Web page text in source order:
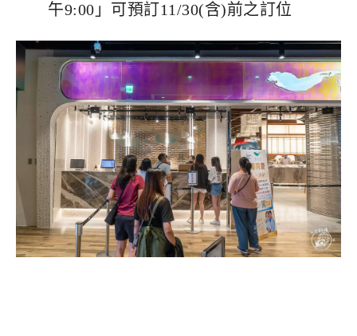
午9:00」可預訂11/30(含)前之訂位